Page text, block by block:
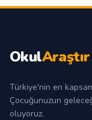
OkulAraştır
Türkiye'nin en
Çocuğunuzun
oluyoruz.